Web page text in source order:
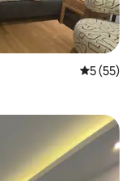
5 (55)